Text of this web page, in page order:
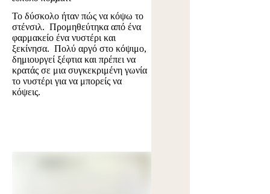
Το δύσκολο ήταν πώς να κόψω το
στένσιλ. Προμηθεύτηκα από ένα
φαρμακείο ένα νυστέρι και
ξεκίνησα. Πολύ αργό στο κόψιμο,
δημιουργεί ξέφτια και πρέπει να
κρατάς σε μια συγκεκριμένη γωνία
το νυστέρι για να μπορείς να
κόψεις.